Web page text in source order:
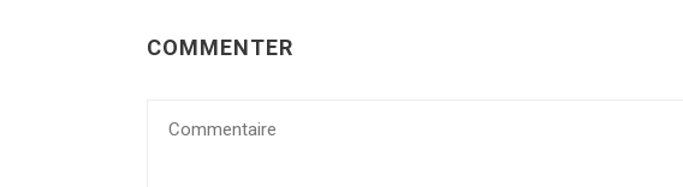
COMMENTER